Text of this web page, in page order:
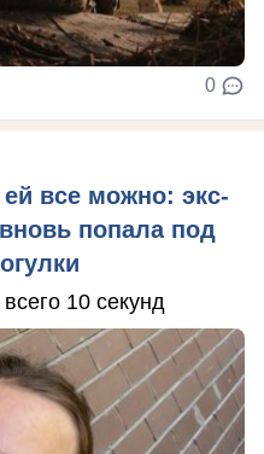
0
все можно: экс-
попала под
10 секунд